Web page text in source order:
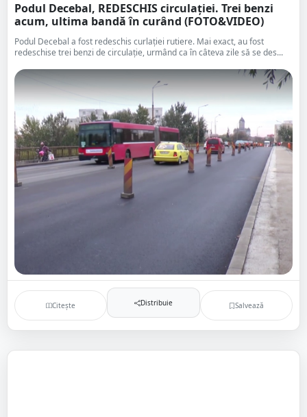
Podul Decebal, REDESCHIS circulației. Trei benzi
acum, ultima bandă în curând (FOTO&VIDEO)
Podul Decebal a fost redeschis curlației rutiere. Mai exact, au fost
redeschise trei benzi de circulație, urmând ca în câteva zile să se des...
Citește Distribuie Salvează